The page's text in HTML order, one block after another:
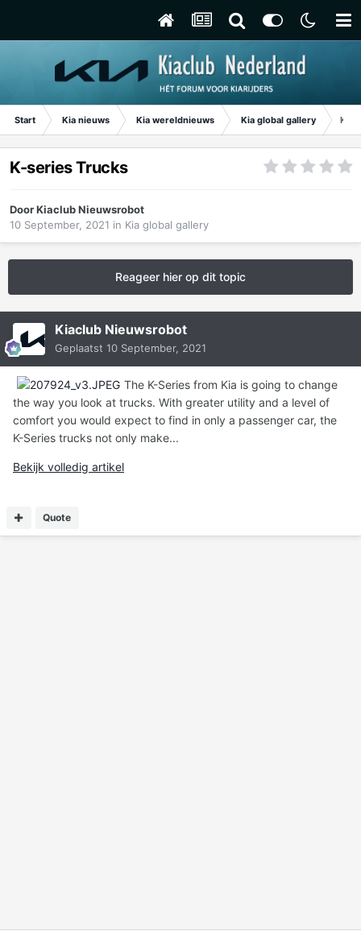
Start Kia nieuws Kia wereldnieuws Kia global gallery K-
K-series Trucks
DoorKiaclub Nieuwsrobot
10 September, 2021 in Kia global gallery
Reageer hier op dit topic
Kiaclub Nieuwsrobot
Geplaatst 10 September, 2021
The K-Series from Kia is going to change
the way you look at trucks. With greater utility and a level of
comfort you would expect to find in only a passenger car, the
K-Series trucks not only make...
Bekijk volledig artikel
Quote